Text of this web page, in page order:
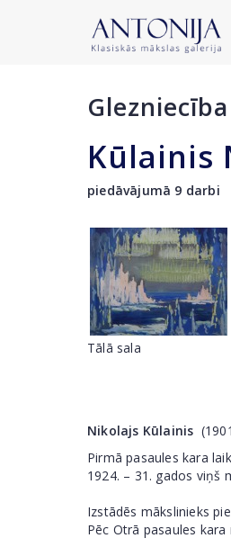
Glezniecība
Kūlainis
piedāvājumā 9 darbi
Tālā sala
Nikolajs Kūlainis
Pirmā pasaules kara
1924. – 31. gados viņš
Izstādēs mākslinieks
Pēc Otrā pasaules